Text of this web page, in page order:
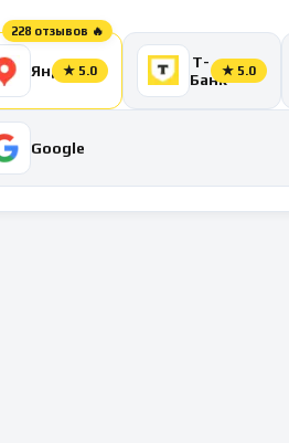
228 отзывов 🔥
Яндекс
★ 5.0
Т-
Банк★ 5.0
Google